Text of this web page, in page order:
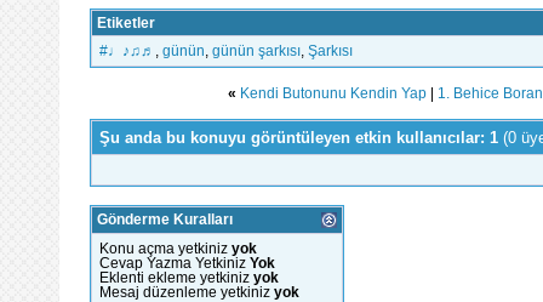
Etiketler
#♩♪♫♬
günün günün şarkısı Şarkısı
« Kendi Butonunu Kendin Yap| 1. Behice
Şu anda bu konuyu görüntüleyen etkin kullanıcılar: 1 (0
Gönderme Kuralları
Konu açma yetkiniz yok
Cevap Yazma Yetkiniz Yok
Eklenti ekleme yetkiniz yok
Mesaj düzenleme yetkiniz yok